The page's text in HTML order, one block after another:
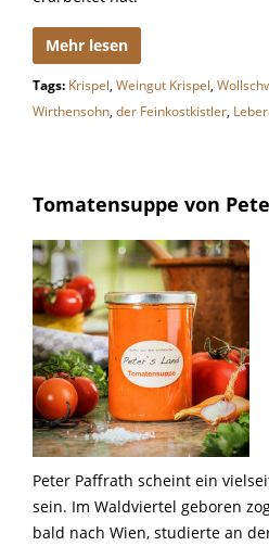
Mehr lesen
Tags: Krispel, Weingut Krispel,
Wirthensohn, der Feinkostkistler,
Tomatensuppe von
Peter Paffrath scheint ein
sein. Im Waldviertel geboren
bald nach Wien, studierte an